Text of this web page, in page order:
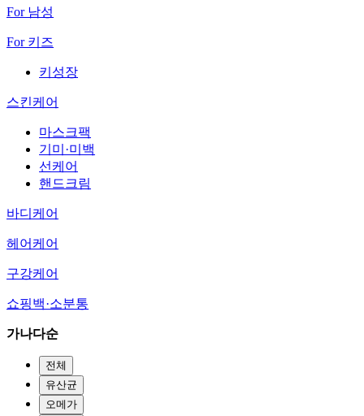
For 남성
For 키즈
키성장
스킨케어
마스크팩
기미·미백
선케어
핸드크림
바디케어
헤어케어
구강케어
쇼핑백·소분통
가나다순
전체
유산균
오메가